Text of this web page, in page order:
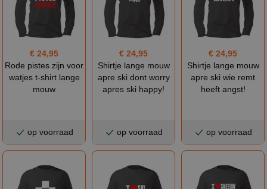
€ 24,95
Rode pistes zijn voor
watjes t-shirt lange
mouw
op voorraad
€ 24,95
Shirtje lange mouw
apre ski dont worry
apres ski happy!
op voorraad
€ 24,95
Shirtje lange mouw
apre ski wie remt
heeft angst!
op voorraad